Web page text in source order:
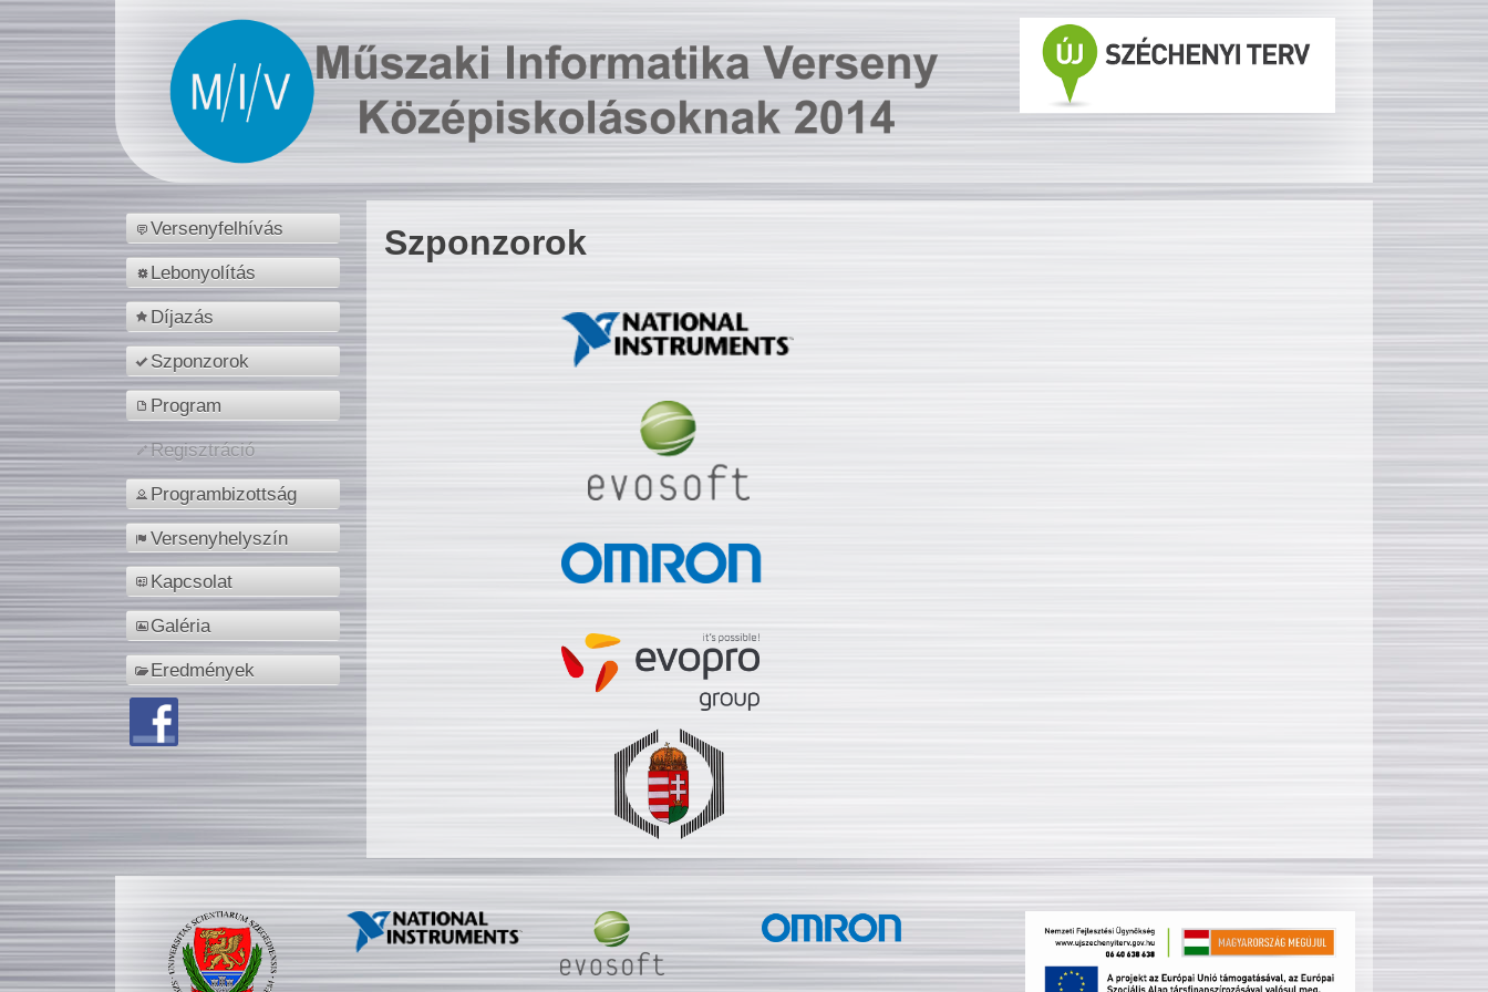
Versenyfelhívás
Lebonyolítás
Díjazás
Szponzorok
Program
Regisztráció
Programbizottság
Versenyhelyszín
Kapcsolat
Galéria
Eredmények
Szponzorok